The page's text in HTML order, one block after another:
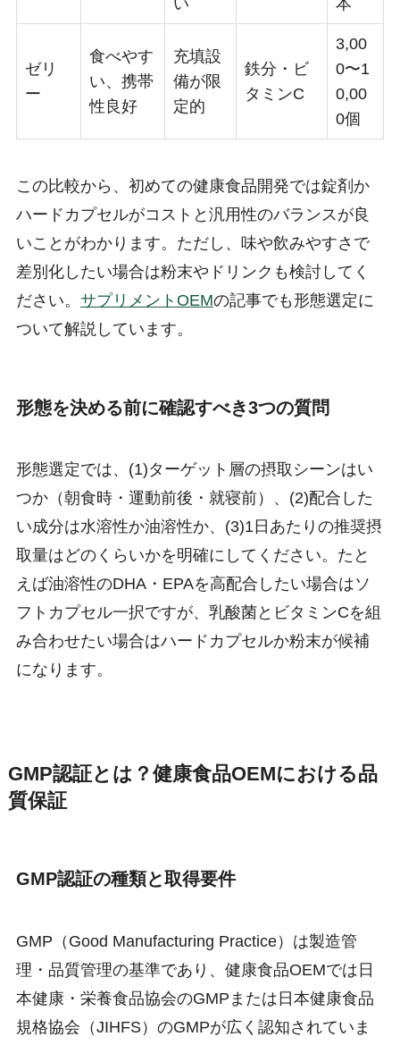
ゼリ
ー
食べやす
い、携帯
性良好
充填設
備が限
定的
鉄分・ビ
タミンC
3,00
0〜1
0,00
0個
この比較から、初めての健康食品開発では錠剤か
ハードカプセルがコストと汎用性のバランスが良
いことがわかります。ただし、味や飲みやすさで
差別化したい場合は粉末やドリンクも検討してく
ださい。 サプリメントOEMの記事でも形態選定に
ついて解説しています。
形態を決める前に確認すべき3つの質問
形態選定では、(1)ターゲット層の摂取シーンはい
つか（朝食時・運動前後・就寝前）、(2)配合した
い成分は水溶性か油溶性か、(3)1日あたりの推奨摂
取量はどのくらいかを明確にしてください。たと
えば油溶性のDHA・EPAを高配合したい場合はソ
フトカプセル一択ですが、乳酸菌とビタミンCを組
み合わせたい場合はハードカプセルか粉末が候補
になります。
GMP認証とは？健康食品OEMにおける品
質保証
GMP認証の種類と取得要件
GMP（Good Manufacturing Practice）は製造管
理・品質管理の基準であり、健康食品OEMでは日
本健康・栄養食品協会のGMPまたは日本健康食品
規格協会（JIHFS）のGMPが広く認知されていま